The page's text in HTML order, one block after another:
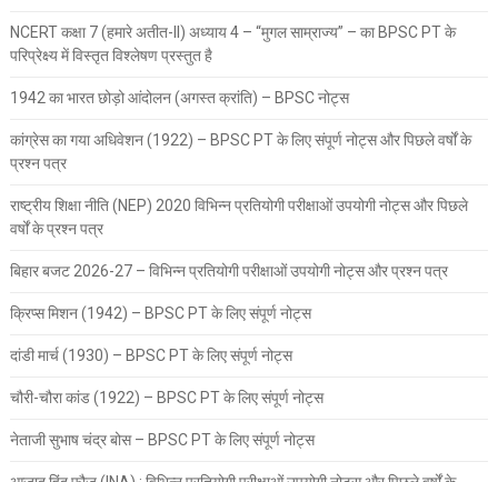
NCERT कक्षा 7 (हमारे अतीत-II) अध्याय 4 – “मुगल साम्राज्य” – का BPSC PT के
परिप्रेक्ष्य में विस्तृत विश्लेषण प्रस्तुत है
1942 का भारत छोड़ो आंदोलन (अगस्त क्रांति) – BPSC नोट्स
कांग्रेस का गया अधिवेशन (1922) – BPSC PT के लिए संपूर्ण नोट्स और पिछले वर्षों के
प्रश्न पत्र
राष्ट्रीय शिक्षा नीति (NEP) 2020 विभिन्न प्रतियोगी परीक्षाओं उपयोगी नोट्स और पिछले
वर्षों के प्रश्न पत्र
बिहार बजट 2026-27 – विभिन्न प्रतियोगी परीक्षाओं उपयोगी नोट्स और प्रश्न पत्र
क्रिप्स मिशन (1942) – BPSC PT के लिए संपूर्ण नोट्स
दांडी मार्च (1930) – BPSC PT के लिए संपूर्ण नोट्स
चौरी-चौरा कांड (1922) – BPSC PT के लिए संपूर्ण नोट्स
नेताजी सुभाष चंद्र बोस – BPSC PT के लिए संपूर्ण नोट्स